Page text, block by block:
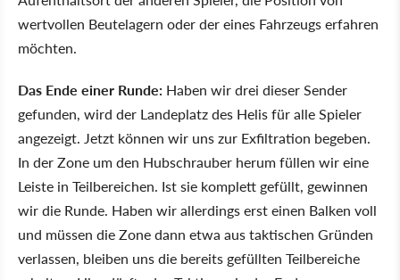
wertvollen Beutelagern oder der eines Fahrzeugs erfahren
möchten.
Das Ende einer Runde: Haben wir drei dieser Sender
gefunden, wird der Landeplatz des Helis für alle Spieler
angezeigt. Jetzt können wir uns zur Exfiltration begeben.
In der Zone um den Hubschrauber herum füllen wir eine
Leiste in Teilbereichen. Ist sie komplett gefüllt, gewinnen
wir die Runde. Haben wir allerdings erst einen Balken voll
und müssen die Zone dann etwa aus taktischen Gründen
verlassen, bleiben uns die bereits gefüllten Teilbereiche